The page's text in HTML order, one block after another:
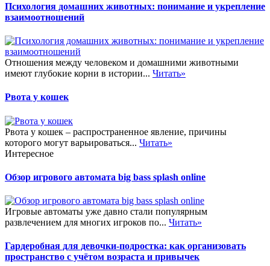
Психология домашних животных: понимание и укрепление
взаимоотношений
Отношения между человеком и домашними животными
имеют глубокие корни в истории... Читать»
Рвота у кошек
Рвота у кошек – распространенное явление, причины
которого могут варьироваться... Читать»
Интересное
Обзор игрового автомата big bass splash online
Игровые автоматы уже давно стали популярным
развлечением для многих игроков по... Читать»
Гардеробная для девочки-подростка: как организовать
пространство с учётом возраста и привычек